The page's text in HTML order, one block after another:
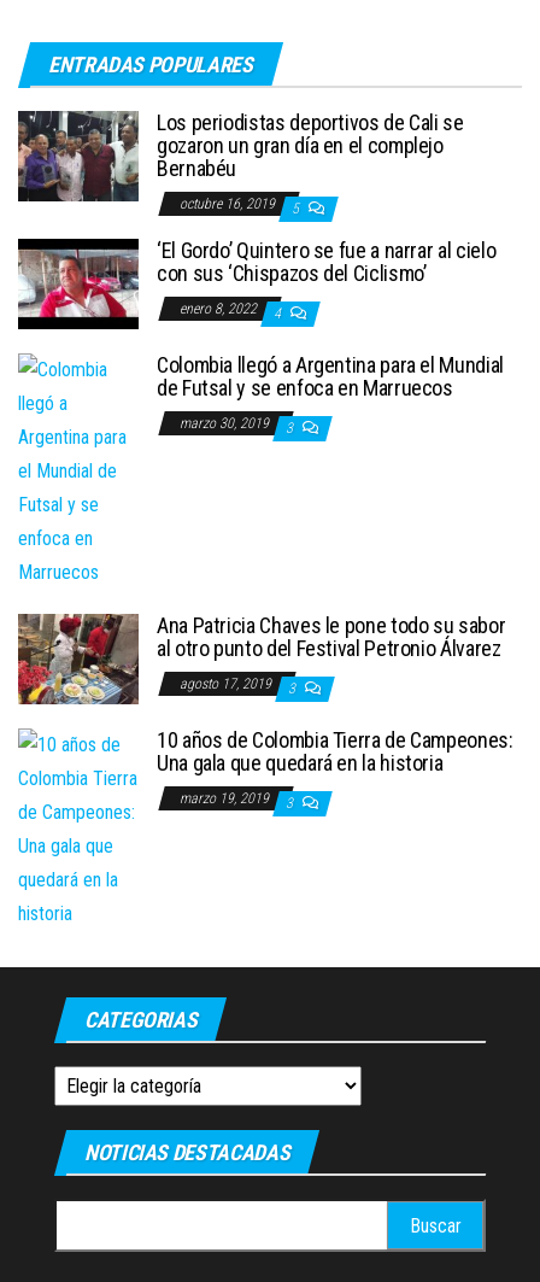
ENTRADAS POPULARES
Los periodistas deportivos de Cali se
gozaron un gran día en el complejo
Bernabéu
octubre 16, 2019 5
‘El Gordo’ Quintero se fue a narrar al cielo
con sus ‘Chispazos del Ciclismo’
enero 8, 2022 4
Colombia llegó a Argentina para el Mundial
de Futsal y se enfoca en Marruecos
marzo 30, 2019 3
Ana Patricia Chaves le pone todo su sabor
al otro punto del Festival Petronio Álvarez
agosto 17, 2019 3
10 años de Colombia Tierra de Campeones:
Una gala que quedará en la historia
marzo 19, 2019 3
CATEGORIAS
Categorias
NOTICIAS DESTACADAS